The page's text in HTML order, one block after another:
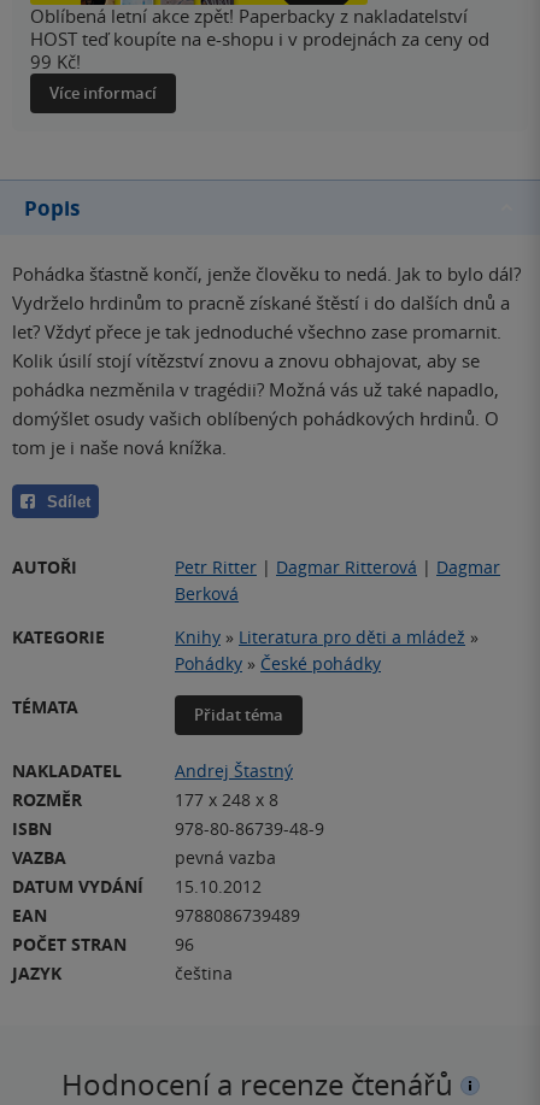
Oblíbená letní akce zpět! Paperbacky z nakladatelství
HOST teď koupíte na e-shopu i v prodejnách za ceny od
99 Kč!
Více informací
Popis
Pohádka šťastně končí, jenže člověku to nedá. Jak to bylo dál?
Vydrželo hrdinům to pracně získané štěstí i do dalších dnů a
let? Vždyť přece je tak jednoduché všechno zase promarnit.
Kolik úsilí stojí vítězství znovu a znovu obhajovat, aby se
pohádka nezměnila v tragédii? Možná vás už také napadlo,
domýšlet osudy vašich oblíbených pohádkových hrdinů. O
tom je i naše nová knížka.
Sdílet
AUTOŘI Petr Ritter | Dagmar Ritterová | Dagmar
Berková
KATEGORIE
Knihy » Literatura pro děti a mládež »
Pohádky » České pohádky
TÉMATA
Přidat téma
NAKLADATEL
Andrej Štastný
ROZMĚR
177 x 248 x 8
ISBN
978-80-86739-48-9
VAZBA
pevná vazba
DATUM VYDÁNÍ
15.10.2012
EAN
9788086739489
POČET STRAN
96
JAZYK
čeština
Hodnocení a recenze čtenářů